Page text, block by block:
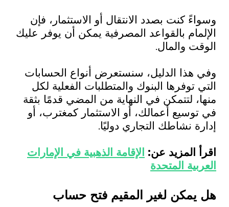
وسواءً كنت بصدد الانتقال أو الاستثمار، فإن
الإلمام بالقواعد المصرفية يمكن أن يوفر عليك
الوقت والمال.
وفي هذا الدليل، سنستعرض أنواع الحسابات
التي توفرها البنوك والمتطلبات الفعلية لكل
منها، لتتمكن في النهاية من المضي قدمًا بثقة
في توسيع أعمالك، أو الاستثمار كمغترب، أو
إدارة نشاطك التجاري دوليًا.
اقرأ المزيد عن: الإقامة الذهبية في الإمارات
العربية المتحدة
هل يمكن لغير المقيم فتح حساب